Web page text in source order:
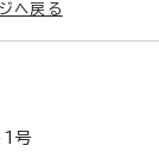
へ戻る
号